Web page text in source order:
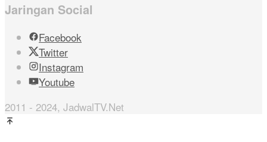
Jaringan Social
Facebook
Twitter
Instagram
Youtube
2011 - 2024, JadwalTV.Net